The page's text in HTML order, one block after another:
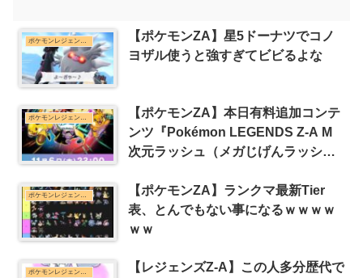
ポケモンレジェンズZ-Aまとめ
【ポケモンZA】星5ドーナツでコノ
ヨザル使うと強すぎてビビるよな
ポケモンレジェンズZ-Aまとめ
【ポケモンZA】本日有料追加コンテ
ンツ『Pokémon LEGENDS Z-A M
次元ラッシュ（メガじげんラッシ
【ポケモンZA】ランクマ最新Tier
表、とんでもない事になるｗｗｗｗ
ｗｗ
【レジェンズZ-A】この人多分歴代で